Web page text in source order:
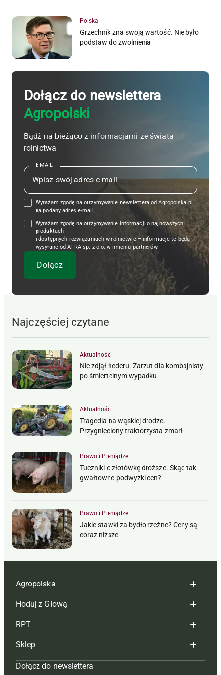
Polska
Grzechnik zna swoją wartość. Nie było
podstaw do zwolnienia
Dołącz do newslettera
Agropolski
Bądź na bieżąco z informacjami ze świata
rolnictwa
E-MAIL
Wyrażam zgodę na otrzymywanie newslettera od Agropolska.pl
na podany adres e-mail.
Wyrażam zgodę na otrzymywanie informacji o najnowszych
produktach
i dostępnych rozwiązaniach w rolnictwie – informacje te będą
wysyłane od APRA sp. z o.o. w imieniu partnerów.
Najczęściej czytane
Aktualności
Nie zdjął hederu. Zarzut dla kombajnisty
po śmiertelnym wypadku
Aktualności
Tragedia na wąskiej drodze.
Przygnieciony traktorzysta zmarł
Prawo i Pieniądze
Tuczniki o złotówkę droższe. Skąd tak
gwałtowne podwyżki cen?
Prawo i Pieniądze
Jakie stawki za bydło rzeźne? Ceny są
coraz niższe
Agropolska
Redakcja
Reklama
Tagi
Mapa serwisu
Hoduj z Głową
Hoduj z głową bydło
Hoduj z głową świnie
Prenumerata
RPT
Redakcja
Prenumerata
Sklep
Czasopisma i prenumerata
Dołącz do newslettera